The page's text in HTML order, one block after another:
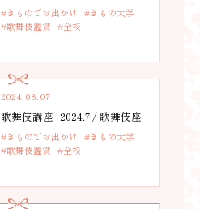
#きものでお出かけ
#きもの大学
#歌舞伎鑑賞 #全校
2024.08.07
歌舞伎講座_2024.7 / 歌舞伎座
#きものでお出かけ
#きもの大学
#歌舞伎鑑賞 #全校